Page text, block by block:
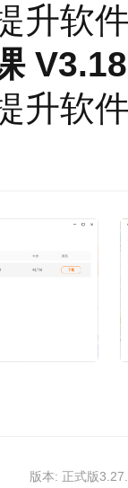
绘
以AI
富的
化视
软件
软件
版本: 正式版